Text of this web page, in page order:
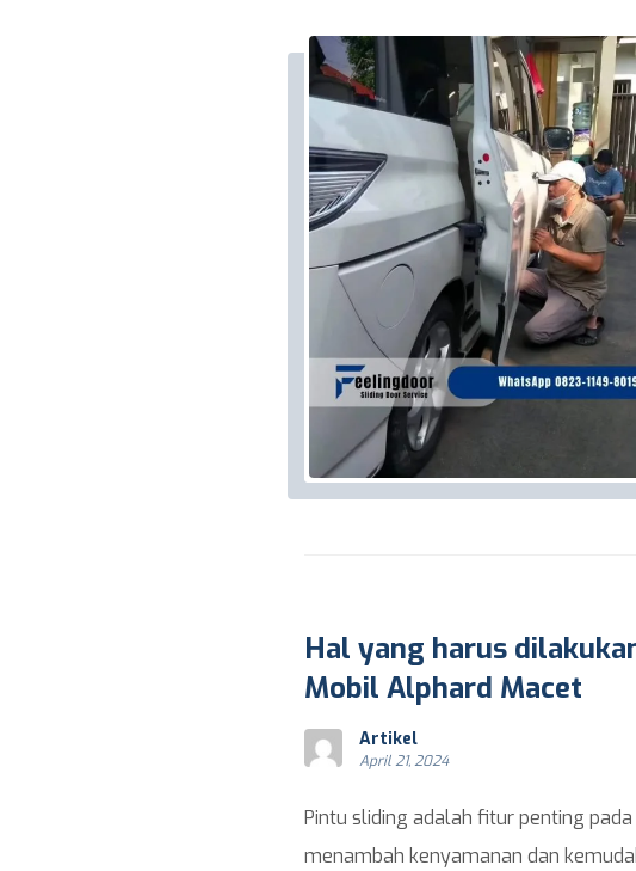
Hal yang harus
Mobil Alphard Macet
Artikel
April 21, 2024
Pintu sliding adalah fitur penting
menambah kenyamanan dan